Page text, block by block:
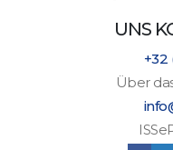
UNS
+32
Über